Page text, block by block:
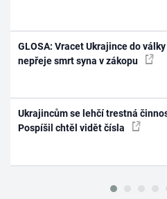
GLOSA: Vracet Ukrajince do
nepřeje smrt syna v zákopu
Ukrajincům se lehčí trestná
Pospíšil chtěl vidět čísla